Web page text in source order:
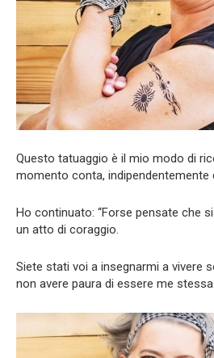
Questo tatuaggio è il mio modo di
momento conta, indipendentemente
Ho continuato: “Forse pensate che
un atto di coraggio.
Siete stati voi a insegnarmi a vivere
non avere paura di essere me stessa.